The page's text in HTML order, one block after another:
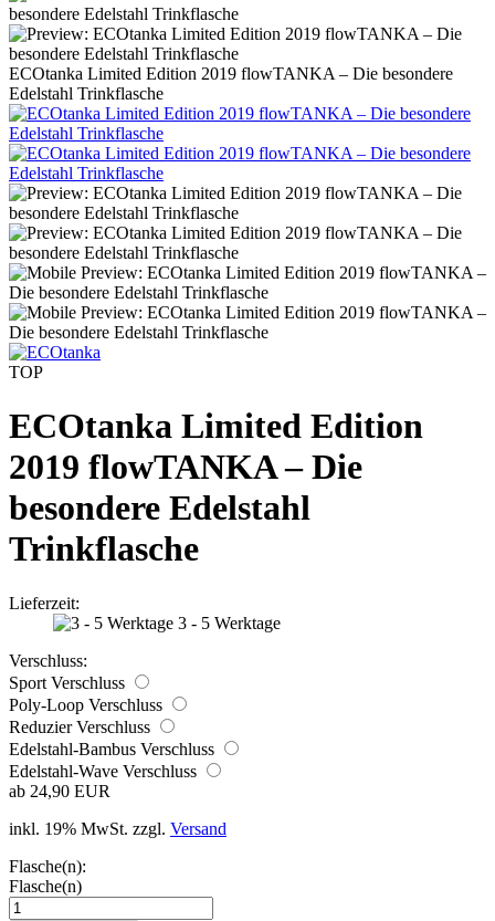
ECOtanka Limited Edition 2019 flowTANKA – Die besondere
Edelstahl Trinkflasche
TOP
ECOtanka Limited Edition
2019 flowTANKA – Die
besondere Edelstahl
Trinkflasche
Lieferzeit:
3 - 5 Werktage
Verschluss:
Sport Verschluss
Poly-Loop Verschluss
Reduzier Verschluss
Edelstahl-Bambus Verschluss
Edelstahl-Wave Verschluss
ab 24,90 EUR
inkl. 19% MwSt. zzgl. Versand
Flasche(n):
Flasche(n)